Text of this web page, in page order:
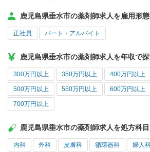
鹿児島県垂水市の薬剤師求人を雇用形
正社員 パート・アルバイト
鹿児島県垂水市の薬剤師求人を年収で
300万円以上 350万円以上 400万円以上
500万円以上 550万円以上 600万円以上
700万円以上
鹿児島県垂水市の薬剤師求人を処方科
内科 外科 皮膚科 循環器科 婦人